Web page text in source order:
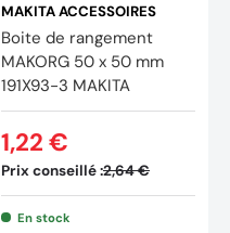
MAKITA ACCESSOIRES
Boite de rangement
MAKORG 50 x 50 mm
191X93-3 MAKITA
Prix conseillé :2,64 €
1,22 €
En stock